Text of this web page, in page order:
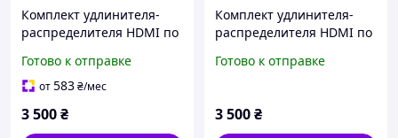
Комплект удлинителя-
распределителя HDMI по
ED144 1x4 (до 9 экранов)
4K 60Hz 70м PoC
Готово к отправке
от583₴/мес
3 500₴
Комплект удлинителя-
распределителя HDMI по
ED144 1x4 (до 9 экранов)
Готово к отправке
3 500₴